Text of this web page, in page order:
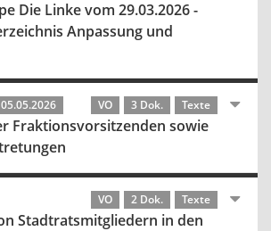
Die Linke vom 29.03.2026 -
Anpassung und
VO 3 Dok. Texte
Fraktionsvorsitzenden sowie
VO 2 Dok. Texte
Stadtratsmitgliedern in den